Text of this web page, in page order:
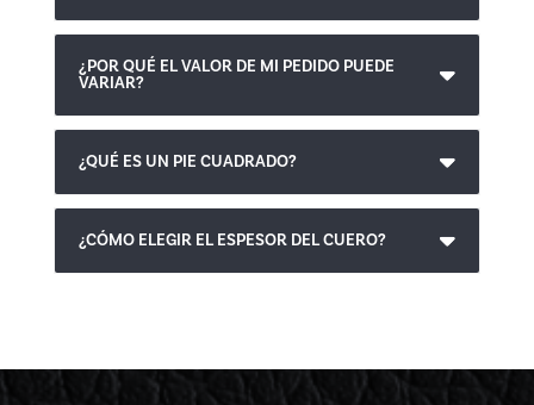
¿POR QUÉ EL VALOR DE MI PEDIDO PUEDE
VARIAR?
¿QUÉ ES UN PIE CUADRADO?
¿CÓMO ELEGIR EL ESPESOR DEL CUERO?